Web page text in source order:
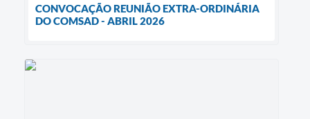
CONVOCAÇÃO REUNIÃO EXTRA-ORDINÁRIA
DO COMSAD - ABRIL 2026